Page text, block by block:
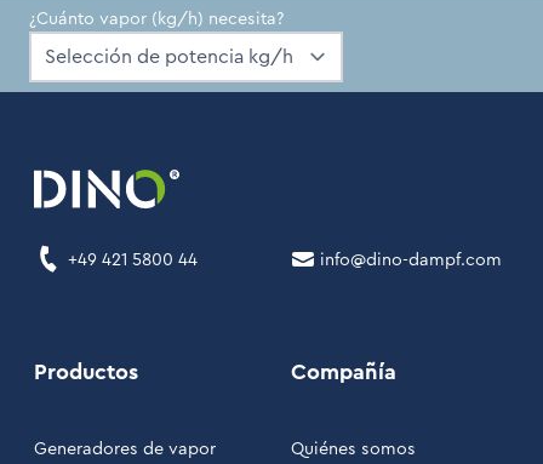
¿Cuánto vapor (kg/h) necesita?
+49 421 5800 44 info@dino-dampf.com
Productos
Generadores de vapor
Compañía
Quiénes somos